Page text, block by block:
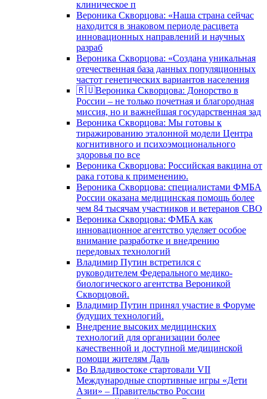
клиническое п
Вероника Скворцова: «Наша страна сейчас
находится в знаковом периоде расцвета
инновационных направлений и научных
разраб
Вероника Скворцова: «Создана уникальная
отечественная база данных популяционных
частот генетических вариантов населения
🇷🇺Вероника Скворцова: Донорство в
России – не только почетная и благородная
миссия, но и важнейшая государственная зад
Вероника Скворцова: Мы готовы к
тиражированию эталонной модели Центра
когнитивного и психоэмоционального
здоровья по все
Вероника Скворцова: Российская вакцина от
рака готова к применению.
Вероника Скворцова: специалистами ФМБА
России оказана медицинская помощь более
чем 84 тысячам участников и ветеранов СВО
Вероника Скворцова: ФМБА как
инновационное агентство уделяет особое
внимание разработке и внедрению
передовых технологий
Владимир Путин встретился с
руководителем Федерального медико-
биологического агентства Вероникой
Скворцовой.
Владимир Путин принял участие в Форуме
будущих технологий.
Внедрение высоких медицинских
технологий для организации более
качественной и доступной медицинской
помощи жителям Даль
Во Владивостоке стартовали VII
Международные спортивные игры «Дети
Азии» – Правительство России